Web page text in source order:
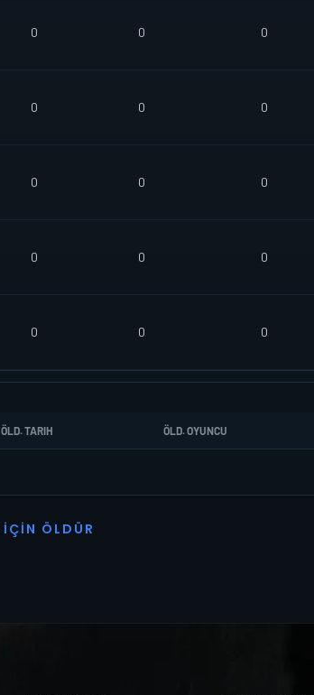
0 0 0
0 0 0
0 0 0
0 0 0
0 0 0
ÖLD. TARIH ÖLD. OYUNCU
İ ÇI N Ö L D Ü R